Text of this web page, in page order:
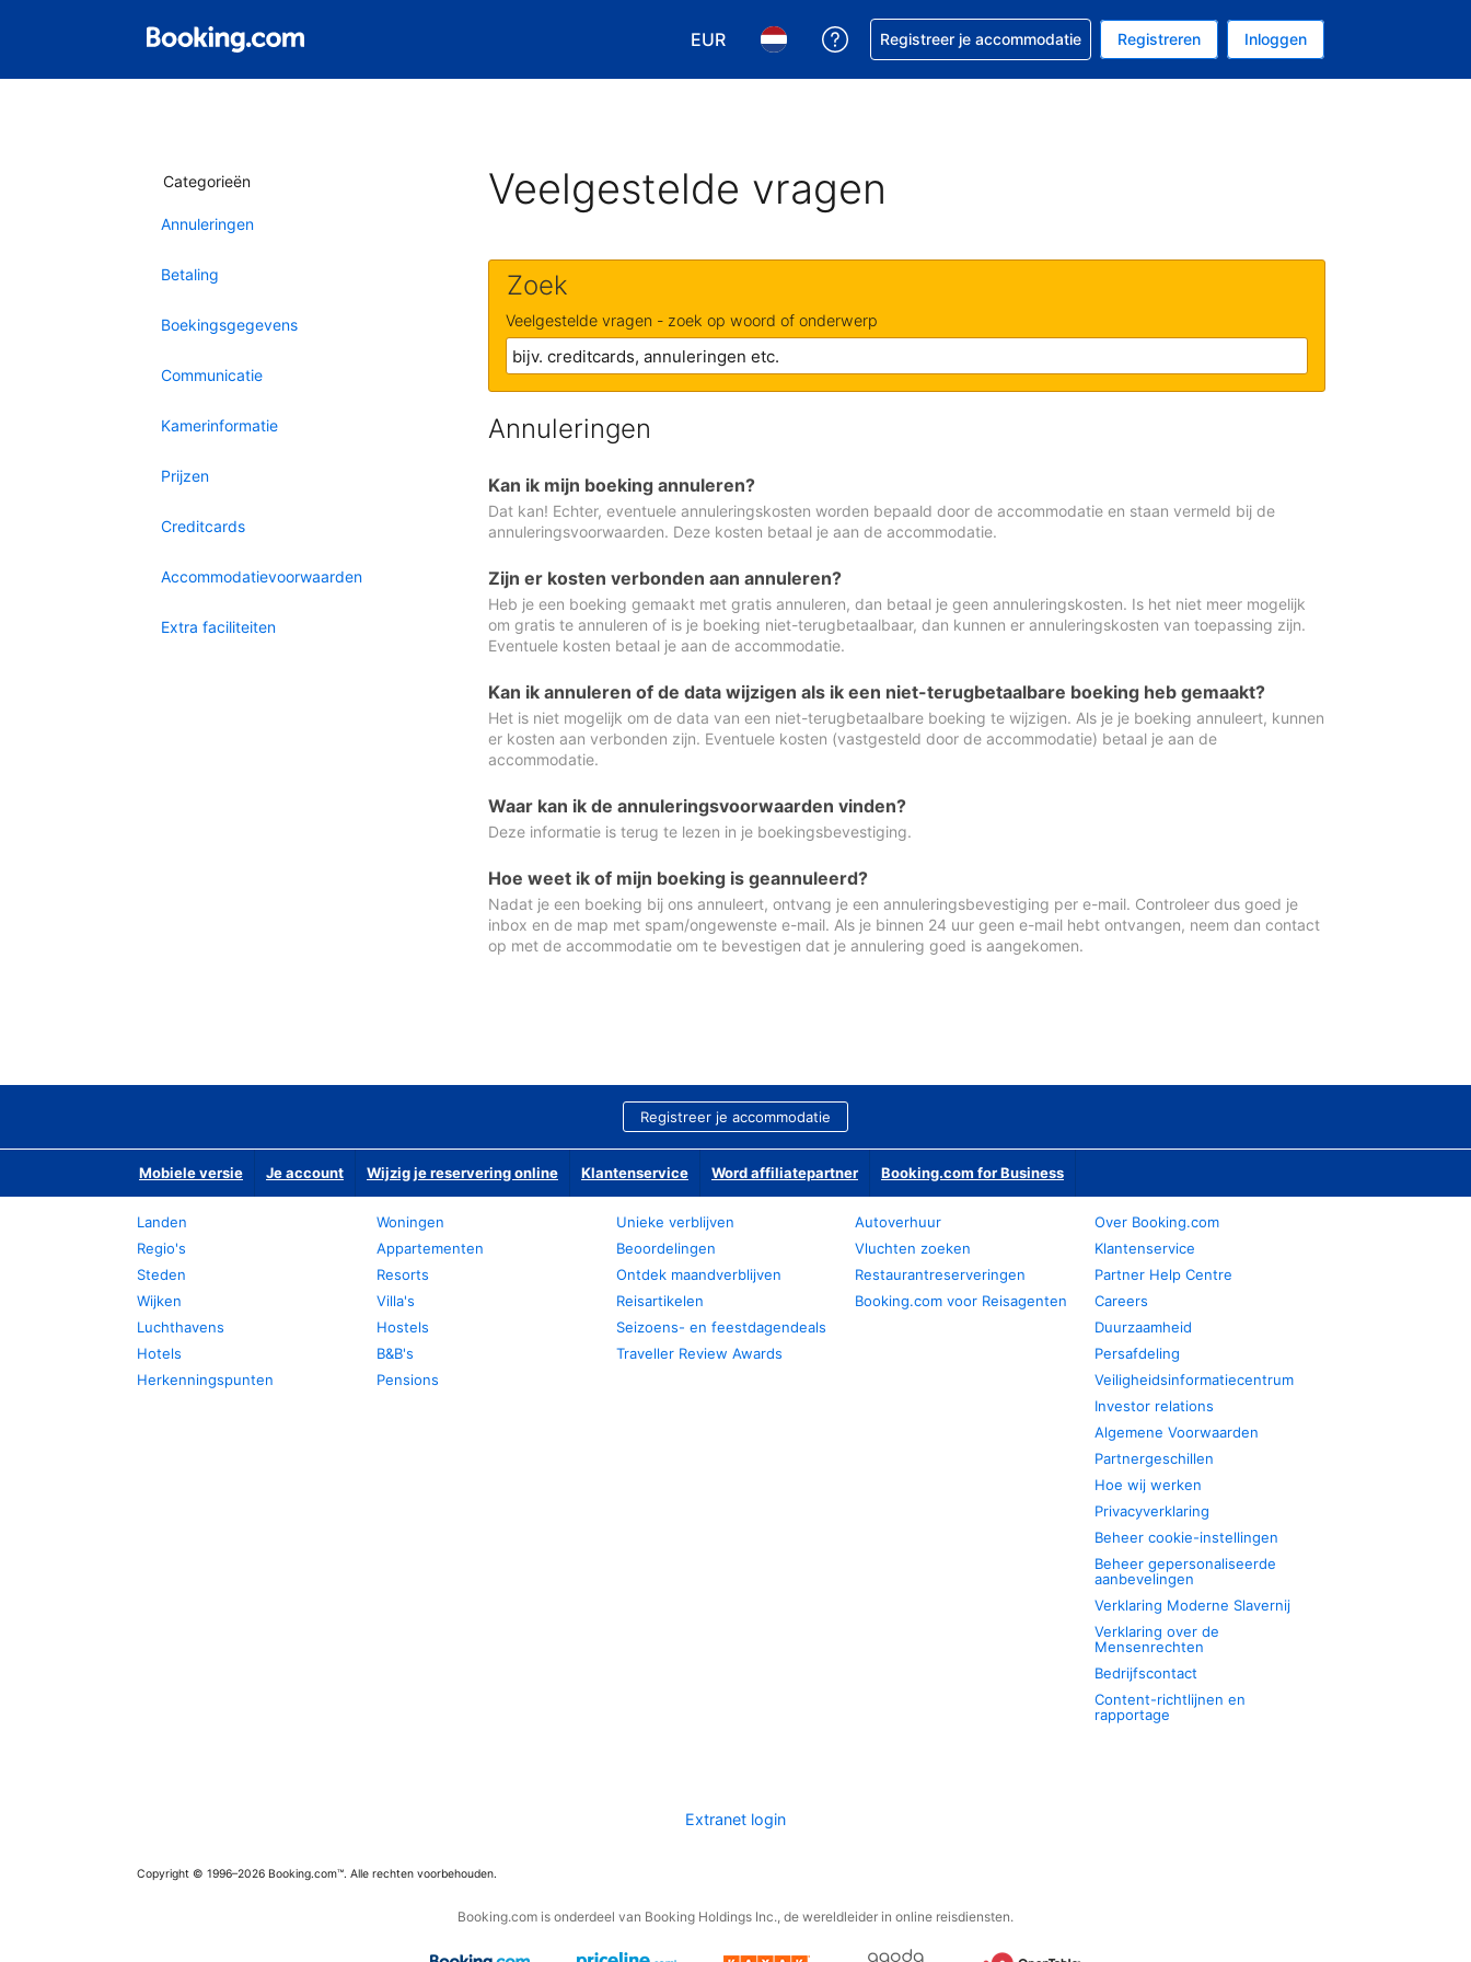
EUR
Kies je valuta. Je huidige valuta is EUR
Kies je taal. Je huidige taal is Nederlands
Krijg hulp bij je reservering
Registreer je accommodatie Registreren Inloggen
Categorieën
Annuleringen
Betaling
Boekingsgegevens
Communicatie
Kamerinformatie
Prijzen
Creditcards
Accommodatievoorwaarden
Extra faciliteiten
Veelgestelde vragen
Zoek
Veelgestelde vragen - zoek op woord of onderwerp
Annuleringen
Kan ik mijn boeking annuleren?
Dat kan! Echter, eventuele annuleringskosten worden bepaald door de accommodatie en staan vermeld bij de
annuleringsvoorwaarden. Deze kosten betaal je aan de accommodatie.
Zijn er kosten verbonden aan annuleren?
Heb je een boeking gemaakt met gratis annuleren, dan betaal je geen annuleringskosten. Is het niet meer mogelijk
om gratis te annuleren of is je boeking niet-terugbetaalbaar, dan kunnen er annuleringskosten van toepassing zijn.
Eventuele kosten betaal je aan de accommodatie.
Kan ik annuleren of de data wijzigen als ik een niet-terugbetaalbare boeking heb gemaakt?
Het is niet mogelijk om de data van een niet-terugbetaalbare boeking te wijzigen. Als je je boeking annuleert, kunnen
er kosten aan verbonden zijn. Eventuele kosten (vastgesteld door de accommodatie) betaal je aan de
accommodatie.
Waar kan ik de annuleringsvoorwaarden vinden?
Deze informatie is terug te lezen in je boekingsbevestiging.
Hoe weet ik of mijn boeking is geannuleerd?
Nadat je een boeking bij ons annuleert, ontvang je een annuleringsbevestiging per e-mail. Controleer dus goed je
inbox en de map met spam/ongewenste e-mail. Als je binnen 24 uur geen e-mail hebt ontvangen, neem dan contact
op met de accommodatie om te bevestigen dat je annulering goed is aangekomen.
Registreer je accommodatie
Mobiele versie Je account Wijzig je reservering online Klantenservice Word affiliatepartner Booking.com for Business
Landen
Regio's
Steden
Wijken
Luchthavens
Hotels
Herkenningspunten
Woningen
Appartementen
Resorts
Villa's
Hostels
B&B's
Pensions
Unieke verblijven
Beoordelingen
Ontdek maandverblijven
Reisartikelen
Seizoens- en feestdagendeals
Traveller Review Awards
Autoverhuur
Vluchten zoeken
Restaurantreserveringen
Booking.com voor Reisagenten
Over Booking.com
Klantenservice
Partner Help Centre
Careers
Duurzaamheid
Persafdeling
Veiligheidsinformatiecentrum
Investor relations
Algemene Voorwaarden
Partnergeschillen
Hoe wij werken
Privacyverklaring
Beheer cookie-instellingen
Beheer gepersonaliseerde
aanbevelingen
Verklaring Moderne Slavernij
Verklaring over de
Mensenrechten
Bedrijfscontact
Content-richtlijnen en
rapportage
Extranet login
Copyright © 1996–2026 Booking.com™. Alle rechten voorbehouden.
Booking.com is onderdeel van Booking Holdings Inc., de wereldleider in online reisdiensten.